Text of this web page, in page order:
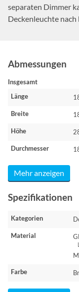
separaten Dimmer
Deckenleuchte
Abmessungen
Insgesamt
Länge
Breite
Höhe
Durchmesser
Mehr anzeigen
Spezifikationen
Kategorien
Material
Farbe